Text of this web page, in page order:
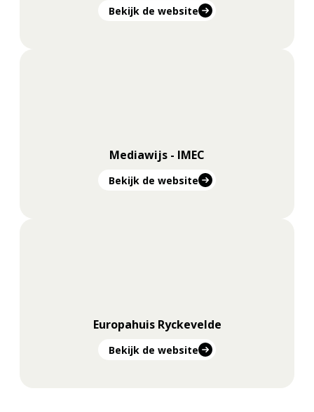
Bekijk de website
Mediawijs - IMEC
Bekijk de website
Europahuis Ryckevelde
Bekijk de website